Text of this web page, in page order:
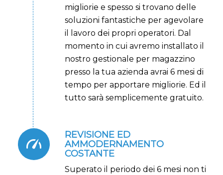
migliorie e spesso si trovano delle
soluzioni fantastiche per agevolare
il lavoro dei propri operatori. Dal
momento in cui avremo installato il
nostro gestionale per magazzino
presso la tua azienda avrai 6 mesi di
tempo per apportare migliorie. Ed il
tutto sarà semplicemente gratuito.
REVISIONE ED
AMMODERNAMENTO
COSTANTE
Superato il periodo dei 6 mesi non ti